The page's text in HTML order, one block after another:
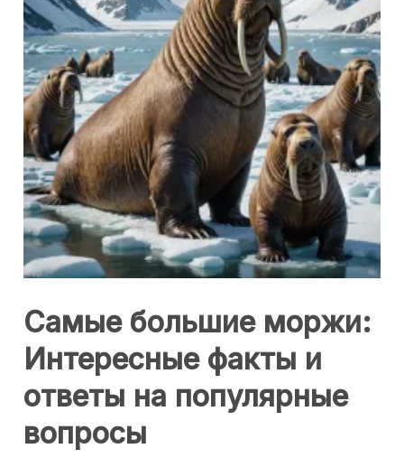
Самые большие моржи:
Интересные факты и
ответы на популярные
вопросы